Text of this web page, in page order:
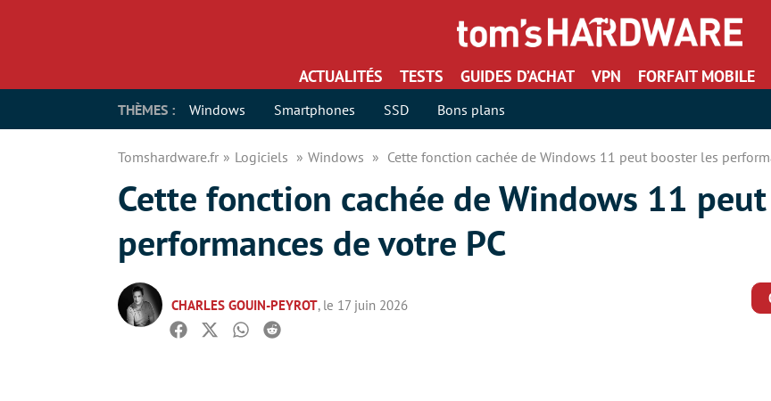
ACTUALITÉS TESTS GUIDES D’ACHAT VPN FORFAIT MOBILE
THÈMES : Windows Smartphones SSD Bons plans
Tomshardware.fr Logiciels Windows Cette fonction cachée de Windows 11 peut booster les
Cette fonction cachée de Windows 11
performances de votre PC
CHARLES GOUIN-PEYROT, le 17 juin 2026
Facebook
TwitterWhatsapp
Reddit